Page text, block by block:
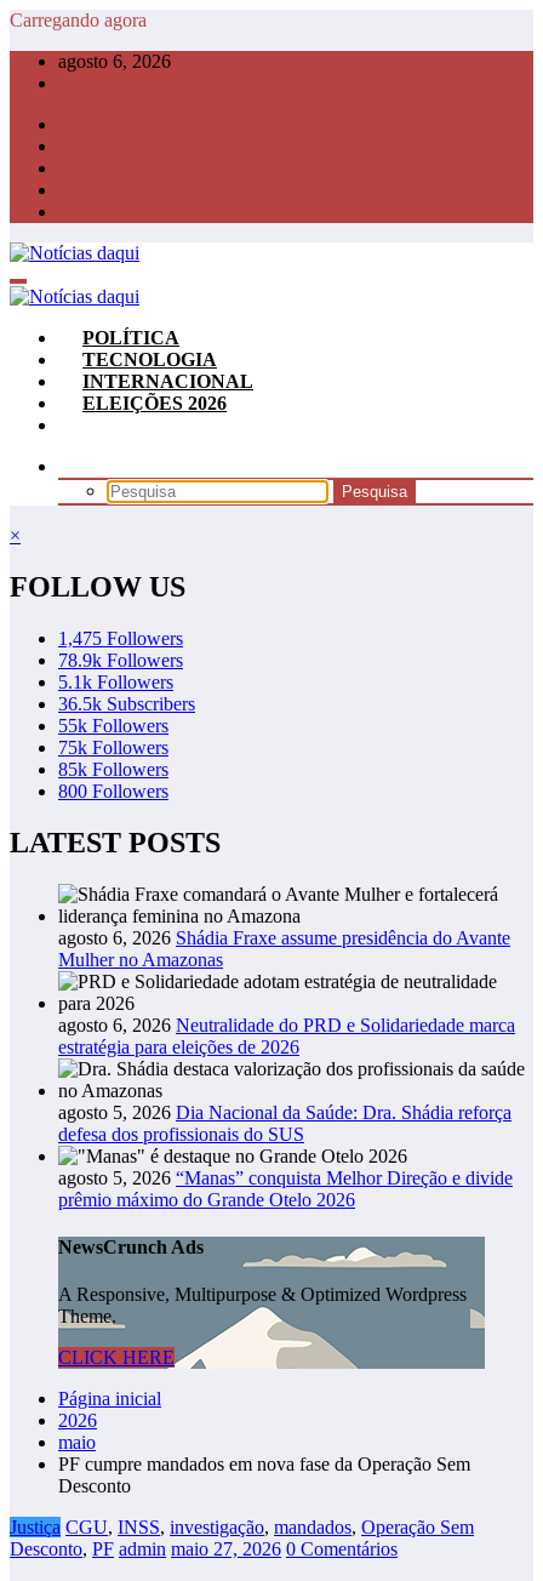
Pular
conteúdo
Carregando agora
agosto 6, 2026
POLÍTICA
TECNOLOGIA
INTERNACIONAL
ELEIÇÕES 2026
×
FOLLOW US
1,475 Followers
78.9k Followers
5.1k Followers
36.5k Subscribers
55k Followers
75k Followers
85k Followers
800 Followers
LATEST POSTS
agosto 6, 2026 Shádia Fraxe assume presidência do Avante
Mulher no Amazonas
agosto 6, 2026 Neutralidade do PRD e Solidariedade marca
estratégia para eleições de 2026
agosto 5, 2026 Dia Nacional da Saúde: Dra. Shádia reforça
defesa dos profissionais do SUS
agosto 5, 2026 “Manas” conquista Melhor Direção e divide
prêmio máximo do Grande Otelo 2026
NewsCrunch Ads
A Responsive, Multipurpose & Optimized Wordpress
Theme.
CLICK HERE
Página inicial
2026
maio
PF cumpre mandados em nova fase da Operação Sem
Desconto
Justiça CGU, INSS, investigação, mandados, Operação Sem
Desconto, PF admin maio 27, 2026 0 Comentários